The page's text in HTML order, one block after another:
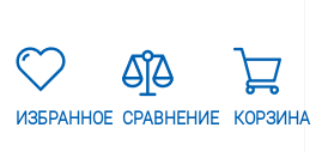
ИЗБРАННОЕ СРАВНЕНИЕ КОРЗИНА